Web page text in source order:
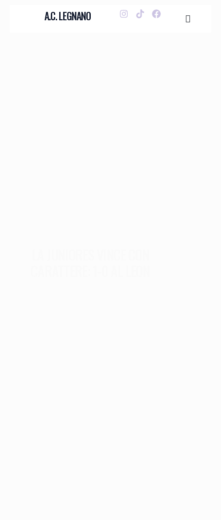
A.C. LEGNANO